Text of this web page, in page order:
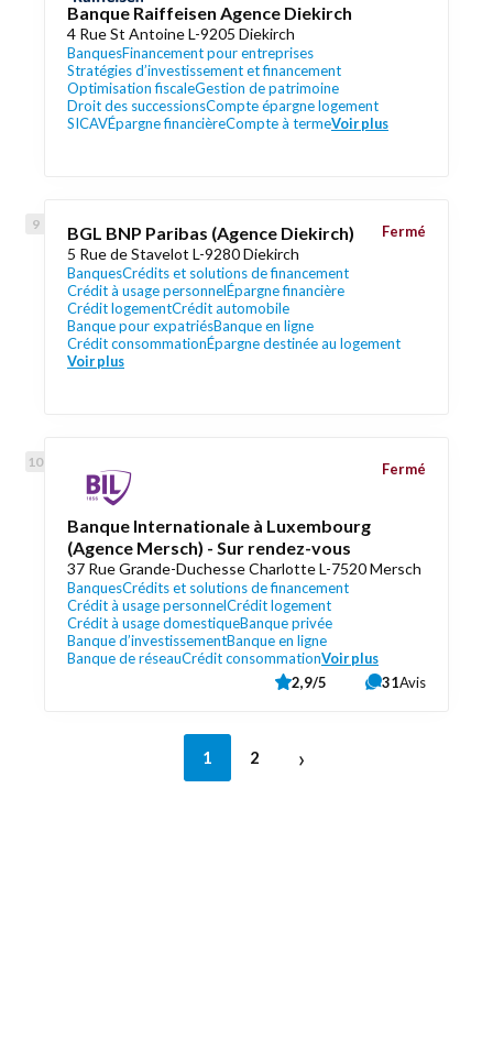
Banque Raiffeisen Agence Diekirch
4 Rue St Antoine L-9205 Diekirch
BanquesFinancement pour entreprises
Stratégies d’investissement et financement
Optimisation fiscaleGestion de patrimoine
Droit des successionsCompte épargne logement
SICAVÉpargne financièreCompte à termeVoir plus
BGL BNP Paribas (Agence Diekirch)
5 Rue de Stavelot L-9280 Diekirch
BanquesCrédits et solutions de financement
Crédit à usage personnelÉpargne financière
Crédit logementCrédit automobile
Banque pour expatriésBanque en ligne
Crédit consommationÉpargne destinée au logement
Voir plus
Fermé
Banque Internationale à Luxembourg
(Agence Mersch) - Sur rendez-vous
37 Rue Grande-Duchesse Charlotte L-7520 Mersch
BanquesCrédits et solutions de financement
Crédit à usage personnelCrédit logement
Crédit à usage domestiqueBanque privée
Banque d’investissementBanque en ligne
Banque de réseauCrédit consommationVoir plus
Fermé
2,9/5 31Avis
1 2 ›